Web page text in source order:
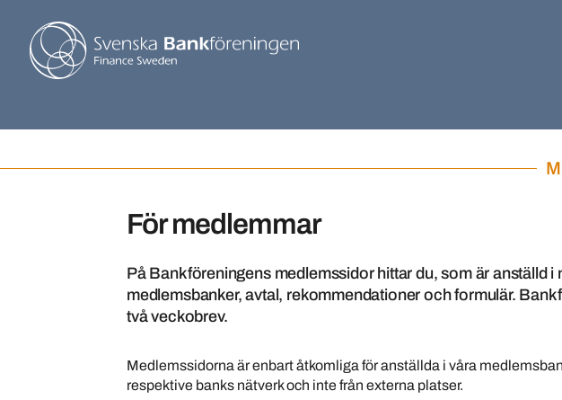
För medlemmar
På Bankföreningens medlemssidor hittar du, som är anställd i
medlemsbanker, avtal, rekommendationer och formulär.
två veckobrev.
Medlemssidorna är enbart åtkomliga för anställda i våra
respektive banks nätverk och inte från externa platser.